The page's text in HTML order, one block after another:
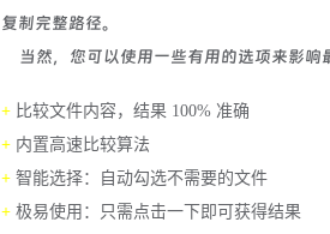
复制完整路径。
当然，您可以使用一些有用的选项来影
+ 比较文件内容，结果 100% 准确
+ 内置高速比较算法
+ 智能选择：自动勾选不需要的文件
+ 极易使用：只需点击一下即可获得结果